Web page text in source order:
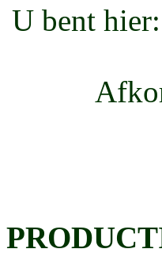
U bent hier: